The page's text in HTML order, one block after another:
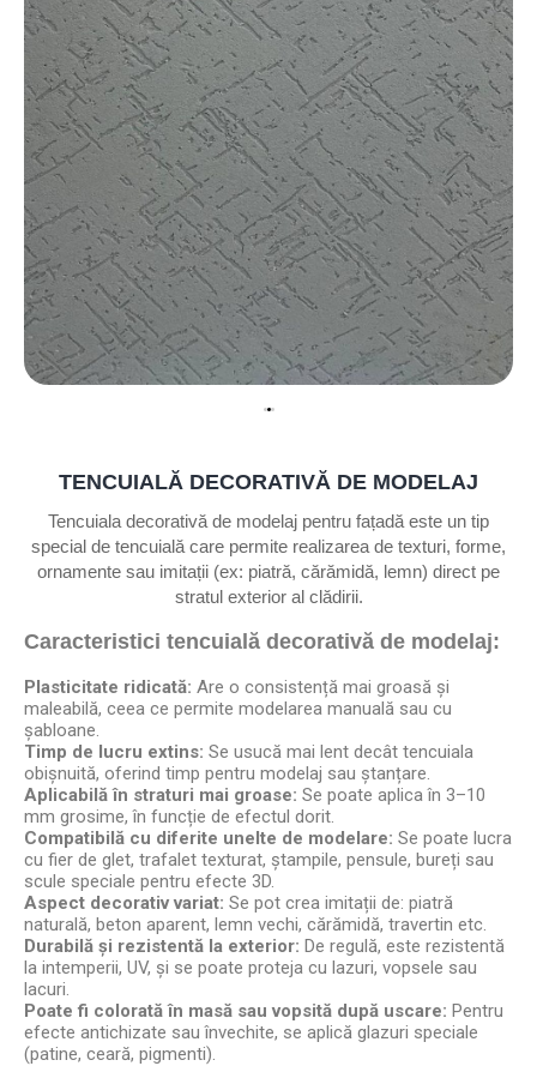
TENCUIALĂ DECORATIVĂ DE MODELAJ
Tencuiala decorativă de modelaj pentru fațadă este un tip
special de tencuială care permite realizarea de texturi, forme,
ornamente sau imitații (ex: piatră, cărămidă, lemn) direct pe
stratul exterior al clădirii.
Caracteristici tencuială decorativă de modelaj:
Plasticitate ridicată: Are o consistență mai groasă și
maleabilă, ceea ce permite modelarea manuală sau cu
șabloane.
Timp de lucru extins: Se usucă mai lent decât tencuiala
obișnuită, oferind timp pentru modelaj sau ștanțare.
Aplicabilă în straturi mai groase: Se poate aplica în 3–10
mm grosime, în funcție de efectul dorit.
Compatibilă cu diferite unelte de modelare: Se poate lucra
cu fier de glet, trafalet texturat, ștampile, pensule, bureți sau
scule speciale pentru efecte 3D.
Aspect decorativ variat: Se pot crea imitații de: piatră
naturală, beton aparent, lemn vechi, cărămidă, travertin etc.
Durabilă și rezistentă la exterior: De regulă, este rezistentă
la intemperii, UV, și se poate proteja cu lazuri, vopsele sau
lacuri.
Poate fi colorată în masă sau vopsită după uscare: Pentru
efecte antichizate sau învechite, se aplică glazuri speciale
(patine, ceară, pigmenti).